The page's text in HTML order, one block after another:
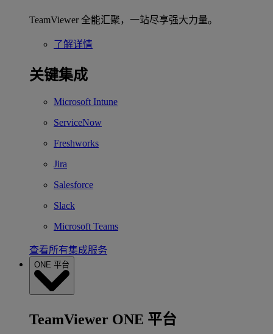
TeamViewer 全能汇聚，一站尽享强大力量。
了解详情
关键集成
Microsoft Intune
ServiceNow
Freshworks
Jira
Salesforce
Slack
Microsoft Teams
查看所有集成服务
ONE 平台
TeamViewer ONE 平台